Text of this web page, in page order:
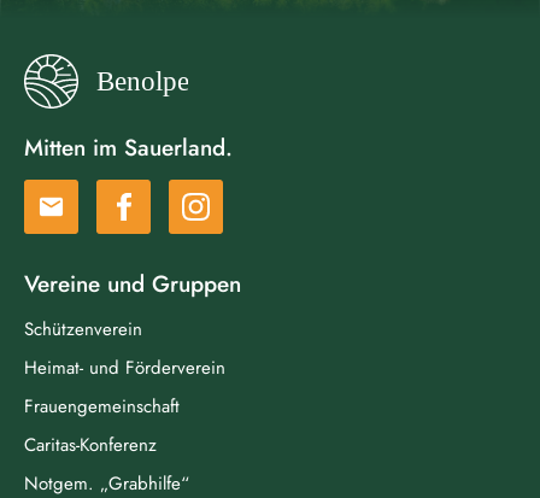
Mitten im Sauerland.
email
Vereine und Gruppen
Schützenverein
Heimat- und Förderverein
Frauengemeinschaft
Caritas-Konferenz
Notgem. „Grabhilfe“